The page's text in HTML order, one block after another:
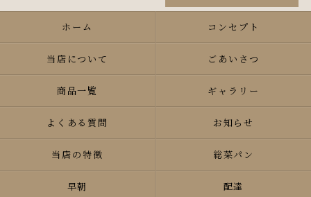
ホーム コンセプト
当店について ごあいさつ
商品一覧 ギャラリー
よくある質問 お知らせ
当店の特徴 総菜パン
早朝 配達